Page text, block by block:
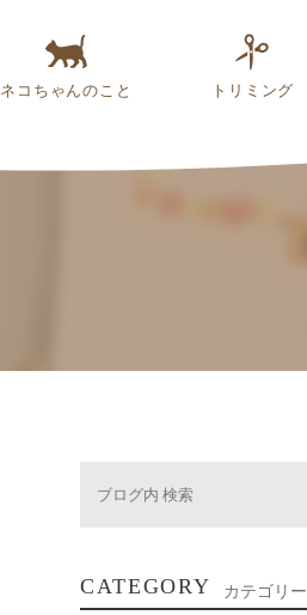
ネコちゃんのこと トリミング
CATEGORY カテゴリー